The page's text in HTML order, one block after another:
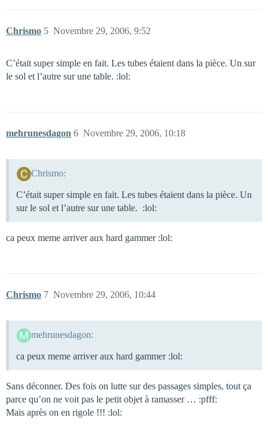
Chrismo Novembre 29, 2006, 9:52
5
C’était super simple en fait. Les tubes étaient dans la pièce. Un sur
le sol et l’autre sur une table. :lol:
mehrunesdagon Novembre 29, 2006, 10:18
6
Chrismo:
C’était super simple en fait. Les tubes étaient dans la pièce. Un
sur le sol et l’autre sur une table. :lol:
ca peux meme arriver aux hard gammer :lol:
Chrismo Novembre 29, 2006, 10:44
7
mehrunesdagon:
ca peux meme arriver aux hard gammer :lol:
Sans déconner. Des fois on lutte sur des passages simples, tout ça
parce qu’on ne voit pas le petit objet à ramasser … :pfff:
Mais après on en rigole !!! :lol: